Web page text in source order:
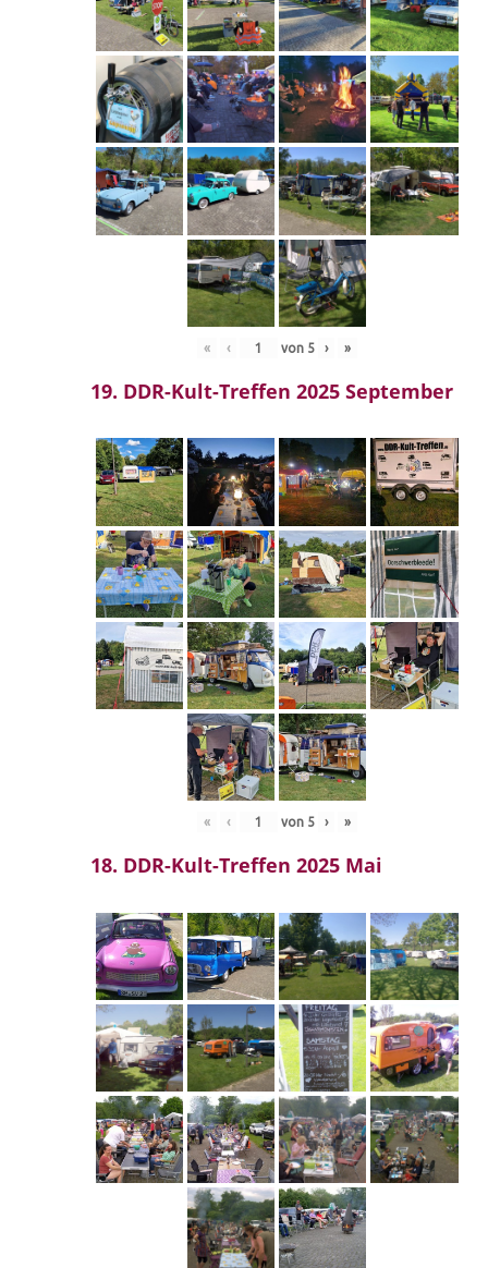
« ‹ von 5 › »
19. DDR-Kult-Treffen 2025 September
« ‹ von 5 › »
18. DDR-Kult-Treffen 2025 Mai